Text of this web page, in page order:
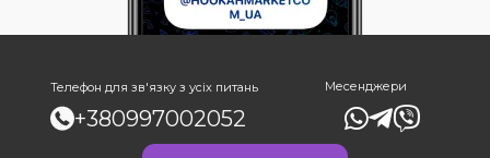
Телефон для зв'язку з усіх питань
+380997002052
Месенджери